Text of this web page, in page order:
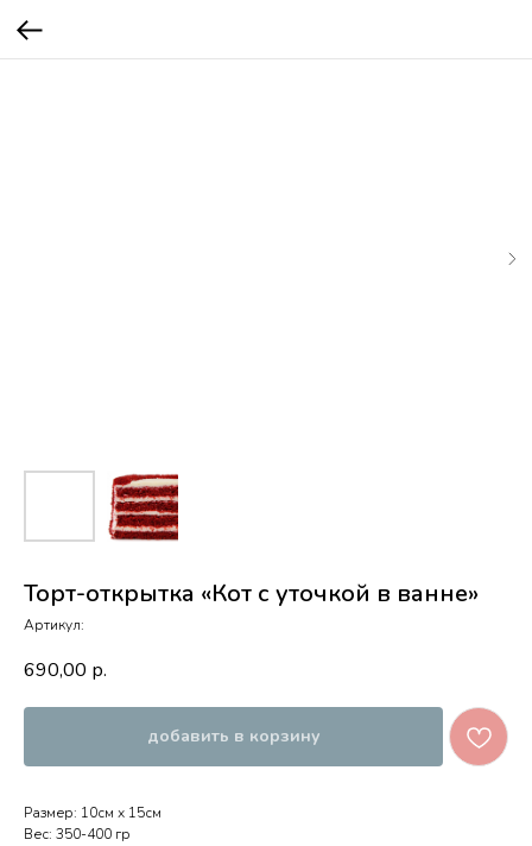
Торт-открытка «Кот с уточкой в ванне»
Артикул:
690,00 р.
добавить в корзину
Размер: 10см х 15см
Вес: 350-400 гр